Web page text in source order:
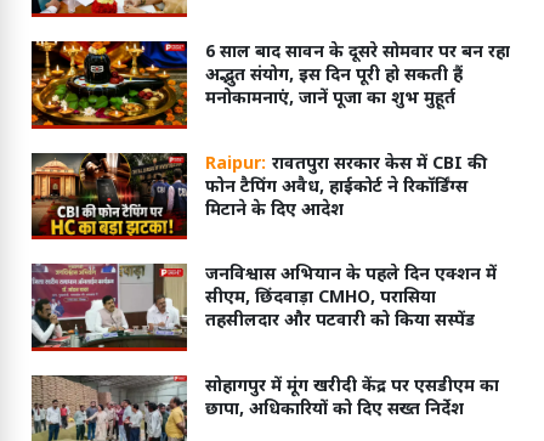
6 साल बाद सावन के दूसरे सोमवार पर बन रहा
अद्भुत संयोग, इस दिन पूरी हो सकती हैं
मनोकामनाएं, जानें पूजा का शुभ मुहूर्त
Raipur: रावतपुरा सरकार केस में CBI की
फोन टैपिंग अवैध, हाईकोर्ट ने रिकॉर्डिंग्स
मिटाने के दिए आदेश
जनविश्वास अभियान के पहले दिन एक्शन में
सीएम, छिंदवाड़ा CMHO, परासिया
तहसीलदार और पटवारी को किया सस्पेंड
सोहागपुर में मूंग खरीदी केंद्र पर एसडीएम का
छापा, अधिकारियों को दिए सख्त निर्देश